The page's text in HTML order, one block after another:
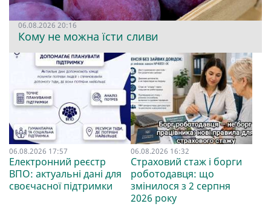
06.08.2026 20:16
Кому не можна їсти сливи
06.08.2026 17:57
Електронний реєстр
ВПО: актуальні дані для
своєчасної підтримки
06.08.2026 16:32
Страховий стаж і борги
роботодавця: що
змінилося з 2 серпня
2026 року